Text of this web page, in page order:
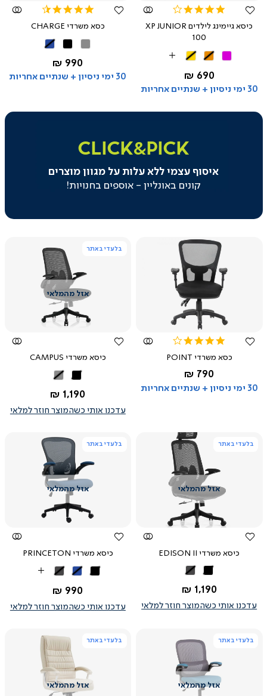
4.2
rating
כיסא גיימינג לילדים XP JUNIOR
100
שחורשחורשחור
More
Colors
החל מ-
690 ₪
30 ימי ניסיון + שנתיים אחריות
rating
כסא משרדי CHARGE
שחורכחול
החל מ-
990 ₪
30 ימי ניסיון + שנתיים אחריות
|
(129)
CLICK&PICK
איסוף עצמי ללא עלות על מגוון מוצרים
קונים באונליין - אוספים בחנויות!
צפייה
מהירה
4.1
rating
כסא משרדי POINT
החל מ-
790 ₪
30 ימי ניסיון + שנתיים אחריות
שחור
בלעדי באתר
צפייה
מהירה
כיסא משרדי CAMPUS
שחוראפור
החל מ-
1,190 ₪
עדכנו אותי כשהמוצר חוזר למלאי
בלעדי באתר
צפייה
מהירה
כיסא משרדי EDISON II
שחוראפור
החל מ-
1,190 ₪
עדכנו אותי כשהמוצר חוזר למלאי
בלעדי באתר
צפייה
מהירה
כיסא משרדי PRINCETON
שחורכחולאפור
More
Colors
החל מ-
990 ₪
עדכנו אותי כשהמוצר חוזר למלאי
בלעדי באתר
צפייה
בלעדי באתר
צפייה